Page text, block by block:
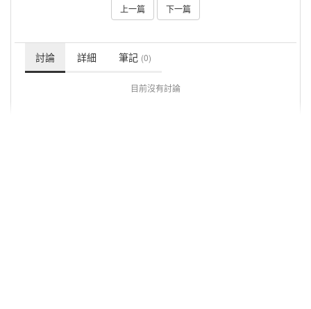
上一篇 下一篇
討論 詳細 筆記 (0)
目前沒有討論